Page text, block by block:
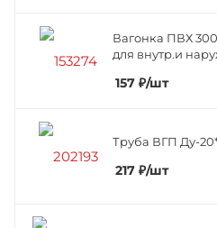
Вагонка ПВХ
для внутр.и
157 ₽/шт
Труба ВГП Ду-
217 ₽/шт